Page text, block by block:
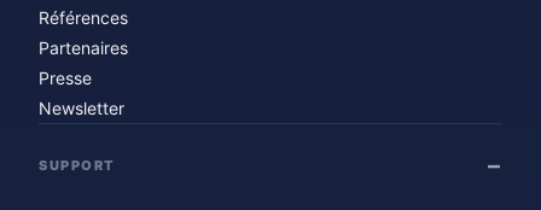
Références
Partenaires
Presse
Newsletter
SUPPORT